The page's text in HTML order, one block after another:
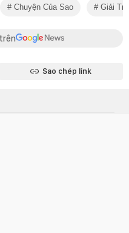
Chuyện Của Sao Giải Trí
Sao chép link